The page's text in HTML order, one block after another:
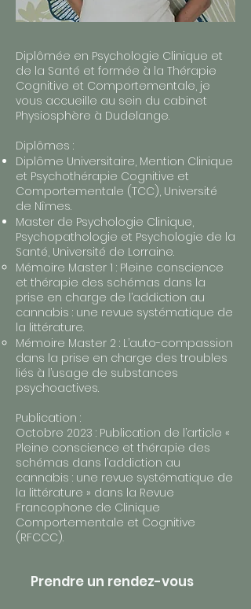
Diplômée en Psychologie Clinique et
de la Santé et formée à la Thérapie
Cognitive et Comportementale, je
vous accueille au sein du cabinet
Physiosphère à Dudelange.
Diplômes :
Diplôme Universitaire, Mention Clinique
et Psychothérapie Cognitive et
Comportementale (TCC), Université
de Nîmes.
Master de Psychologie Clinique,
Psychopathologie et Psychologie de la
Santé, Université de Lorraine.
Mémoire Master 1 : Pleine conscience
et thérapie des schémas dans la
prise en charge de l’addiction au
cannabis : une revue systématique de
la littérature.
Mémoire Master 2 : L’auto-compassion
dans la prise en charge des troubles
liés à l’usage de substances
psychoactives.
Publication :
Octobre 2023 : Publication de l’article «
Pleine conscience et thérapie des
schémas dans l’addiction au
cannabis : une revue systématique de
la littérature » dans la Revue
Francophone de Clinique
Comportementale et Cognitive
(RFCCC).
Prendre un rendez-vous